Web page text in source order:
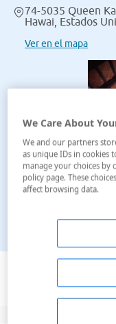
74-5035 Queen
Hawai, Estados
Ver en el mapa
We Care About
We and our partners
as unique IDs in cookies
manage your choices by
policy page. These
affect browsing data.